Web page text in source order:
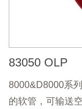
83050 OLP
8000&D8000系
的软管，可输送